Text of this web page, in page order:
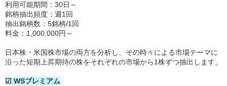
利用可能期間：30日～
銘柄抽出頻度：週1回
抽出銘柄数：5銘柄/1回
料金：1,000,000円～
日本株・米国株市場の両方を分析し、その時々による市場テーマに
沿った短期上昇期待の株をそれぞれの市場から1株ずつ抽出します。
☑ WSプレミアム